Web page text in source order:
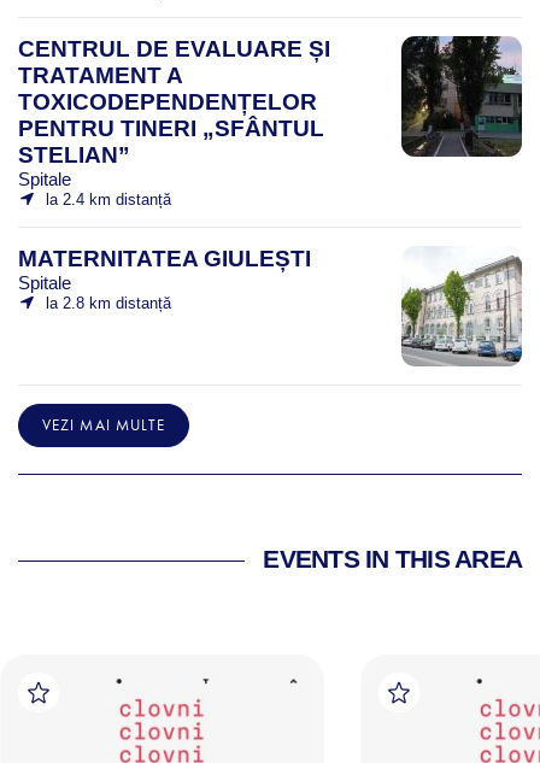
CENTRUL DE EVALUARE ȘI
TRATAMENT A
TOXICODEPENDENȚELOR
PENTRU TINERI „SFÂNTUL
STELIAN”
Spitale
la 2.4 km distanță
MATERNITATEA GIULEȘTI
Spitale
la 2.8 km distanță
VEZI MAI MULTE
EVENTS IN THIS AREA